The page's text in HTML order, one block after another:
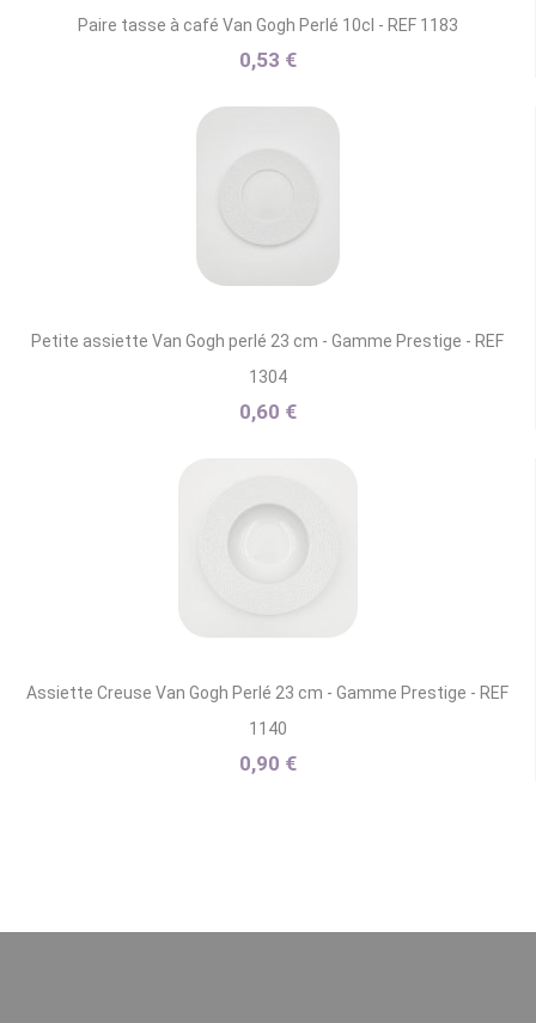
Paire tasse à café Van Gogh Perlé 10cl - REF 1183
0,53 €
Petite assiette Van Gogh perlé 23 cm - Gamme Prestige - REF
1304
0,60 €
Assiette Creuse Van Gogh Perlé 23 cm - Gamme Prestige - REF
1140
0,90 €